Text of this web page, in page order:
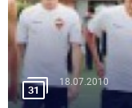
31
18.07.2010